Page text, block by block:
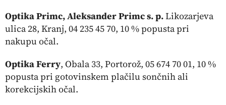
Optika Primc,Aleksander Primc s. p.Likozarjeva
ulica 28, Kranj, 04 235 45 70, 10 % popusta pri
nakupu očal.
Optika Ferry, Obala 33, Portorož, 05 674 70 01, 10 %
popusta pri gotovinskem plačilu sončnih ali
korekcijskih očal.